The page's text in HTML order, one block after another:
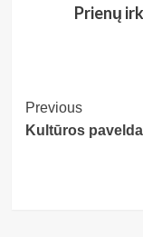
Prienų
Post
Previous
Kultūros